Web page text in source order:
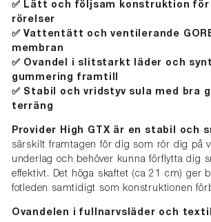
✅ Lätt och följsam konstruktion för
rörelser
✅ Vattentätt och ventilerande
membran
✅ Ovandel i slitstarkt läder och
gummering framtill
✅ Stabil och vridstyv sula med bra
terräng
Provider High GTX är en stabil och
särskilt framtagen för dig som rör dig på
underlag och behöver kunna förflytta dig
effektivt. Det höga skaftet (ca 21 cm) ger
fotleden samtidigt som konstruktionen
Ovandelen i fullnarvsläder och